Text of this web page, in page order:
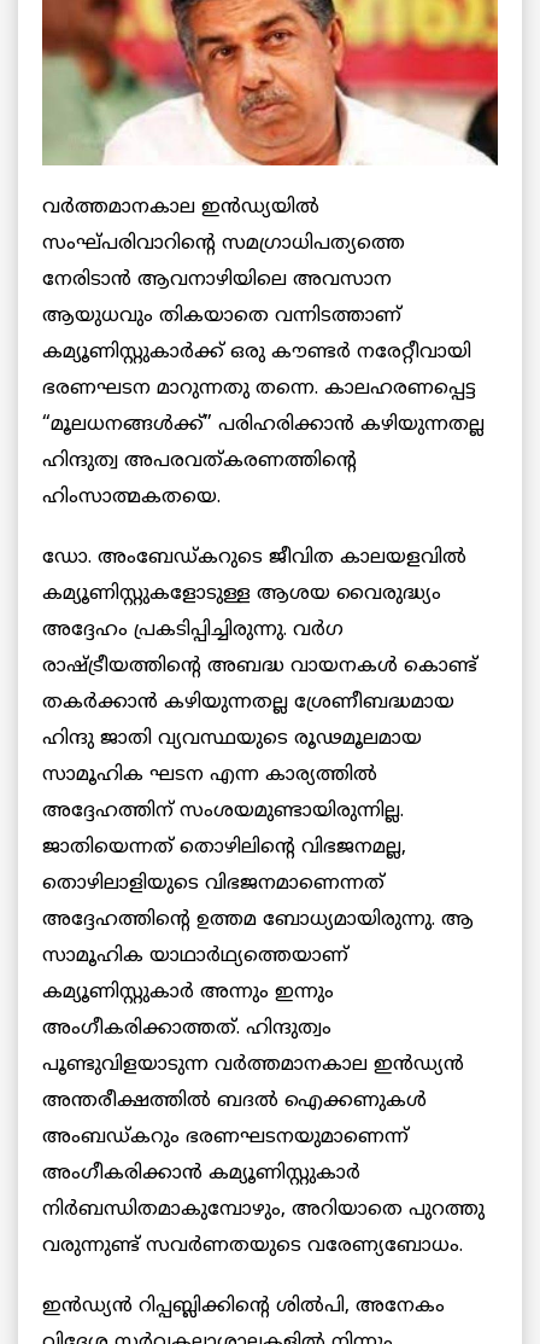
വര്‍ത്തമാനകാല ഇൻഡ്യയില്‍
സംഘ്പരിവാറിന്‍റെ സമഗ്രാധിപത്യത്തെ
നേരിടാന്‍ ആവനാഴിയിലെ അവസാന
ആയുധവും തികയാതെ വന്നിടത്താണ്
കമ്യൂണിസ്റ്റുകാർക്ക് ഒരു കൗണ്ടര്‍ നരേറ്റീവായി
ഭരണഘടന മാറുന്നതു തന്നെ. കാലഹരണപ്പെട്ട
“മൂലധനങ്ങൾക്ക്” പരിഹരിക്കാന്‍ കഴിയുന്നതല്ല
ഹിന്ദുത്വ അപരവത്കരണത്തിന്‍റെ
ഹിംസാത്മകതയെ.
ഡോ. അംബേഡ്കറുടെ ജീവിത കാലയളവിൽ
കമ്യൂണിസ്റ്റുകളോടുള്ള ആശയ വൈരുദ്ധ്യം
അദ്ദേഹം പ്രകടിപ്പിച്ചിരുന്നു. വര്‍ഗ
രാഷ്ട്രീയത്തിന്‍റെ അബദ്ധ വായനകള്‍ കൊണ്ട്
തകര്‍ക്കാന്‍ കഴിയുന്നതല്ല ശ്രേണീബദ്ധമായ
ഹിന്ദു ജാതി വ്യവസ്ഥയുടെ രൂഢമൂലമായ
സാമൂഹിക ഘടന എന്ന കാര്യത്തിൽ
അദ്ദേഹത്തിന് സംശയമുണ്ടായിരുന്നില്ല.
ജാതിയെന്നത് തൊഴിലിന്‍റെ വിഭജനമല്ല,
തൊഴിലാളിയുടെ വിഭജനമാണെന്നത്
അദ്ദേഹത്തിന്‍റെ ഉത്തമ ബോധ്യമായിരുന്നു. ആ
സാമൂഹിക യാഥാര്‍ഥ്യത്തെയാണ്
കമ്യൂണിസ്റ്റുകാർ അന്നും ഇന്നും
അംഗീകരിക്കാത്തത്. ഹിന്ദുത്വം
പൂണ്ടുവിളയാടുന്ന വര്‍ത്തമാനകാല ഇൻഡ്യന്‍
അന്തരീക്ഷത്തിൽ ബദല്‍ ഐക്കണുകള്‍
അംബഡ്കറും ഭരണഘടനയുമാണെന്ന്
അംഗീകരിക്കാന്‍ കമ്യൂണിസ്റ്റുകാർ
നിര്‍ബന്ധിതമാകുമ്പോഴും, അറിയാതെ പുറത്തു
വരുന്നുണ്ട് സവര്‍ണതയുടെ വരേണ്യബോധം.
ഇൻഡ്യൻ റിപ്പബ്ലിക്കിന്‍റെ ശിൽപി, അനേകം